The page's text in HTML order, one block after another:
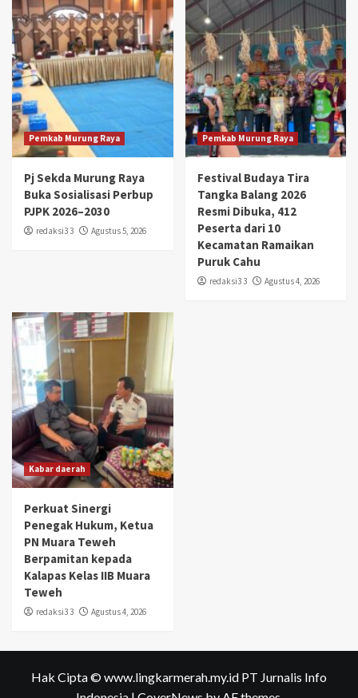
Pemkab Murung Raya
Pj Sekda Murung Raya
Buka Sosialisasi Perbup
PJPK 2026–2030
redaksi3 3 Agustus 5, 2026
Pemkab Murung Raya
Festival Budaya Tira
Tangka Balang 2026
Resmi Dibuka, 412
Peserta dari 10
Kecamatan Ramaikan
Puruk Cahu
redaksi3 3 Agustus 4, 2026
Kabar daerah
Perkuat Sinergi
Penegak Hukum, Ketua
PN Muara Teweh
Berpamitan kepada
Kalapas Kelas IIB Muara
Teweh
redaksi3 3 Agustus 4, 2026
Hak Cipta © www.lingkarmerah.my.id PT Jurnalis Info